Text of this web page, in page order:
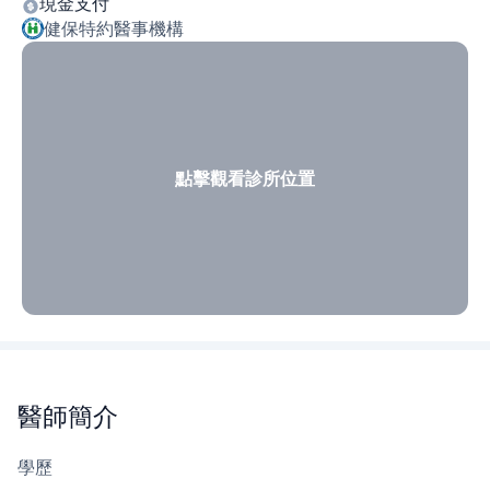
健保特約醫事機構
點擊觀看診所位置
醫師簡介
學歷